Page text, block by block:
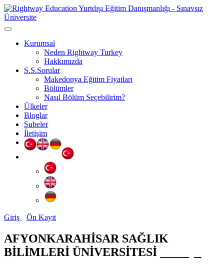
Kurumsal
Neden Rightway Turkey
Hakkımızda
S.S.Sorular
Makedonya Eğitim Fiyatları
Bölümler
Nasıl Bölüm Seçebilirim?
Ülkeler
Bloglar
Şubeler
İletişim
Giriş Ön Kayıt
AFYONKARAHİSAR SAĞLIK
BİLİMLERİ ÜNİVERSİTESİ